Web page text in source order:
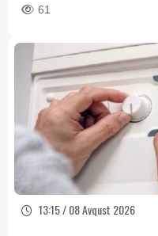
61
13:15 / 08 Avqust 2026